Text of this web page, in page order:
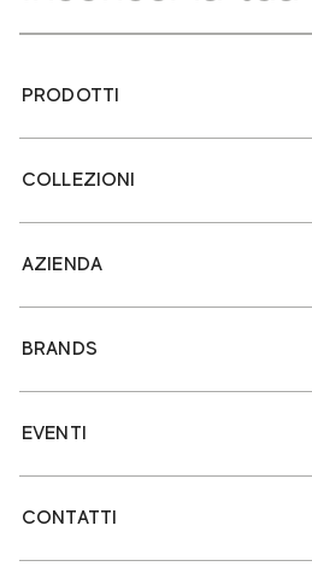
PRODOTTI
COLLEZIONI
AZIENDA
BRANDS
EVENTI
CONTATTI